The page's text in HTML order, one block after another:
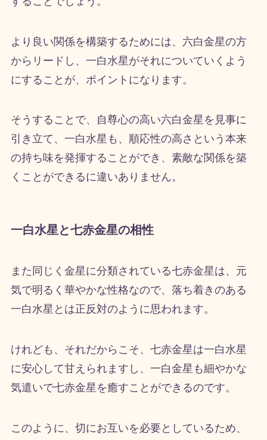
より良い関係を構築するためには、六白金星の方
からリードし、一白水星がそれについていくよう
にすることが、ポイントになります。
そうすることで、自尊心の高い六白金星を見事に
引き立て、一白水星も、順応性の高さという本来
の持ち味を発揮することができ、素敵な関係を築
くことができるに違いありません。
一白水星と七赤金星の相性
また同じく金星に分類されている七赤金星は、元
気で明るく華やかな性格なので、落ち着きのある
一白水星とは正反対のように思われます。
けれども、それだからこそ、七赤金星は一白水星
に安心して甘えられますし、一白金星も細やかな
気遣いで七赤金星を癒すことができるのです。
このように、切にお互いを必要としているため、